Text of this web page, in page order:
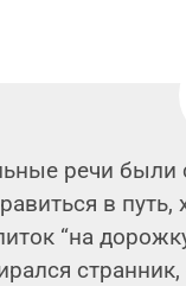
речи были
в
“на